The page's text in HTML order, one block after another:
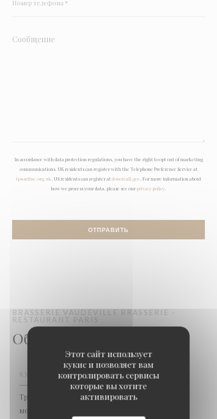
Этот сайт использует
кукис и позволяет вам
контролировать сервисы
которые вы хотите
активировать
In accordance with data protection regulations, you have the right to opt out of marketing
communications. UK residents can register with the Telephone Preference Service at
tpsonline.org.uk . US residents can register at donotcall.gov. For more information about
how we process your data, please see our privacy policy
BRASSERIE VAUDEVILLE BRASSERIE -
RESTAURANT
PARIS
Общая информация
КУХНЯ
Традиционная кухня, Французский, Рыба и
морепродукты